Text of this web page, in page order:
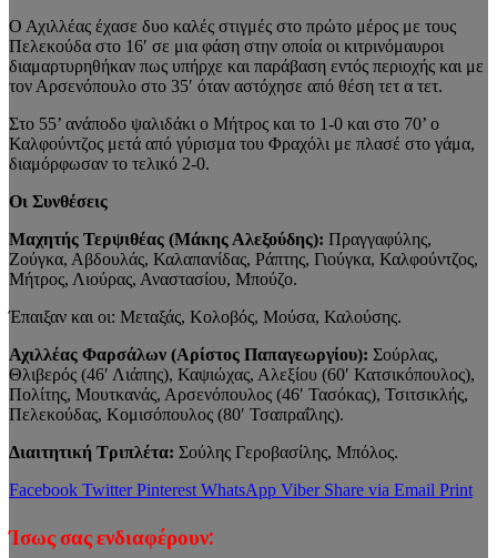
Ο Αχιλλέας έχασε δυο καλές στιγμές στο πρώτο μέρος με τους
Πελεκούδα στο 16′ σε μια φάση στην οποία οι κιτρινόμαυροι
διαμαρτυρηθήκαν πως υπήρχε και παράβαση εντός περιοχής και με
τον Αρσενόπουλο στο 35′ όταν αστόχησε από θέση τετ α τετ.
Στο 55’ ανάποδο ψαλιδάκι ο Μήτρος και το 1-0 και στο 70’ ο
Καλφούντζος μετά από γύρισμα του Φραχόλι με πλασέ στο γάμα,
διαμόρφωσαν το τελικό 2-0.
Οι Συνθέσεις
Μαχητής Τερψιθέας (Μάκης Αλεξούδης): Πραγγαφύλης,
Ζούγκα, Αβδουλάς, Καλαπανίδας, Ράπτης, Γιούγκα, Καλφούντζος,
Μήτρος, Λιούρας, Αναστασίου, Μπούζο.
Έπαιξαν και οι: Μεταξάς, Κολοβός, Μούσα, Καλούσης.
Αχιλλέας Φαρσάλων (Αρίστος Παπαγεωργίου): Σούρλας,
Θλιβερός (46′ Λιάπης), Καψιώχας, Αλεξίου (60′ Κατσικόπουλος),
Πολίτης, Μουτκανάς, Αρσενόπουλος (46′ Τασόκας), Τσιτσικλής,
Πελεκούδας, Κομισόπουλος (80′ Τσαπραΐλης).
Διαιτητική Τριπλέτα: Σούλης Γεροβασίλης, Μπόλος.
Facebook Twitter Pinterest WhatsApp Viber Share via Email Print
Ίσως σας ενδιαφέρουν: